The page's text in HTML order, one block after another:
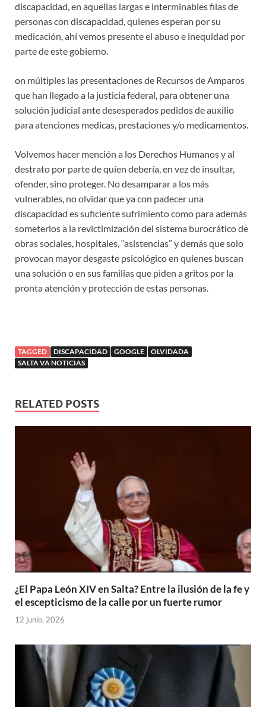
discapacidad, en aquellas largas e interminables filas de
personas con discapacidad, quienes esperan por su
medicación, ahí vemos presente el abuso e inequidad por
parte de este gobierno.
on múltiples las presentaciones de Recursos de Amparos
que han llegado a la justicia federal, para obtener una
solución judicial ante desesperados pedidos de auxilio
para atenciones medicas, prestaciones y/o medicamentos.
Volvemos hacer mención a los Derechos Humanos y al
destrato por parte de quien debería, en vez de insultar,
ofender, sino proteger. No desamparar a los más
vulnerables, no olvidar que ya con padecer una
discapacidad es suficiente sufrimiento como para además
someterlos a la revictimización del sistema burocrático de
obras sociales, hospitales, “asistencias” y demás que solo
provocan mayor desgaste psicológico en quienes buscan
una solución o en sus familias que piden a gritos por la
pronta atención y protección de estas personas.
TAGGED DISCAPACIDAD GOOGLE
OLVIDADA
SALTA VA NOTICIAS
RELATED POSTS
¿El Papa León XIV en Salta? Entre la ilusión de la fe y
el escepticismo de la calle por un fuerte rumor
12 junio, 2026